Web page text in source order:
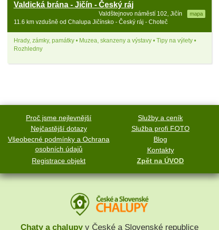
Valdická brána - Jičín - Český ráj
Valdštejnovo náměstí 102, Jičín mapa
11.6 km vzdušně od Chalupa Jičínsko - Český ráj - Choteč
Hrady, zámky, památky • Muzea, skanzeny a výstavy • Tipy na výlety •
Rozhledny
Proč jsme nejlevnější
Služby a ceník
Nejčastější dotazy
Služba profi FOTO
Všeobecné podmínky a Ochrana
osobních údajů
Blog
Kontakty
Registrace objekt
Zpět na ÚVOD
Chaty a chalupyv České a Slovenské republice